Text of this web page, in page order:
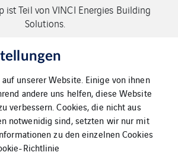
ist Teil von VINCI Energies Building
Solutions.
Copyright G+H Group
unserer Website. Einige von ihnen
andere uns helfen, diese Website
verbessern. Cookies, die nicht aus
notwenidig sind, setzten wir nur mit
zu den einzelnen Cookies
Richtlinie